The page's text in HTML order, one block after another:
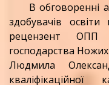
В обговоренні
здобувачів
рецензент ОПП
господарства
Людмила
кваліфікаційної